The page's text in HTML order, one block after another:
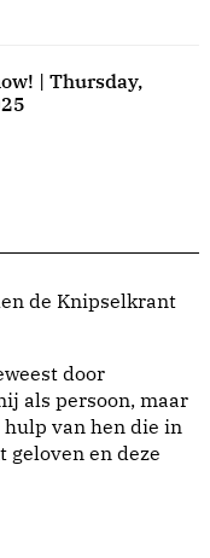
| Thursday,
de Knipselkrant
door
als persoon, maar
van hen die in
en deze